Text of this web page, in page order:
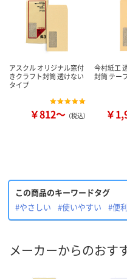
アスクル オリジナル窓付
きクラフト封筒 透けない
タイプ
￥812～ （税込）
今村紙工
封筒 テー
￥
この商品のキーワードタグ
#やさしい
#使いやすい #便利
メーカーからのおす